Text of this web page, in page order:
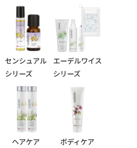
センシュアル
シリーズ
エーデルワイス
シリーズ
ヘアケア ボディケア